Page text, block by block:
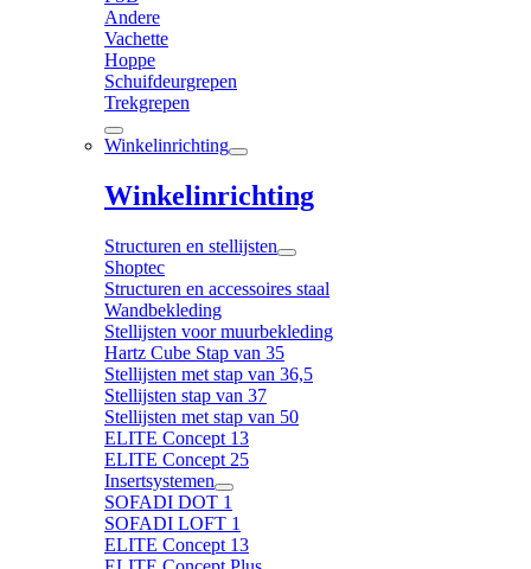
Andere
Vachette
Hoppe
Schuifdeurgrepen
Trekgrepen
Winkelinrichting
Winkelinrichting
Structuren en stellijsten
Shoptec
Structuren en accessoires staal
Wandbekleding
Stellijsten voor muurbekleding
Hartz Cube Stap van 35
Stellijsten met stap van 36,5
Stellijsten stap van 37
Stellijsten met stap van 50
ELITE Concept 13
ELITE Concept 25
Insertsystemen
SOFADI DOT 1
SOFADI LOFT 1
ELITE Concept 13